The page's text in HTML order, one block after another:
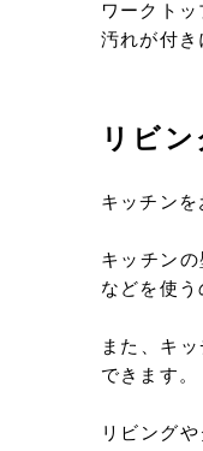
ワークト
汚れが付き
リビ
キッチン
キッチン
などを使う
また、キ
できます。
リビング